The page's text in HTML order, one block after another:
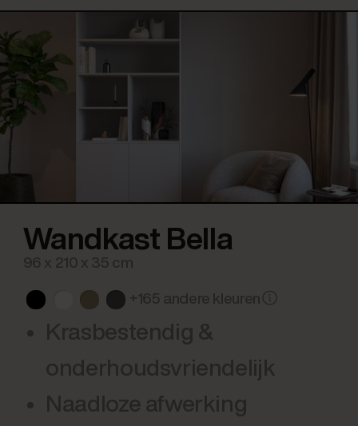
Wandkast Bella
96 x 210 x 35 cm
+165 andere kleuren
Krasbestendig &
onderhoudsvriendelijk
Naadloze afwerking